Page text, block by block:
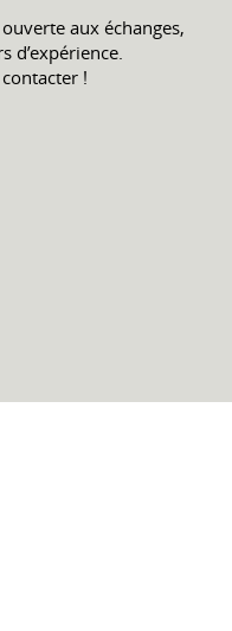
aux échanges,
d’expérience.
!